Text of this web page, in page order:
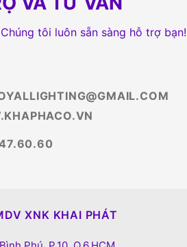
tôi luôn sẵn sàng hỗ trợ bạn!
XNK KHAI PHÁT